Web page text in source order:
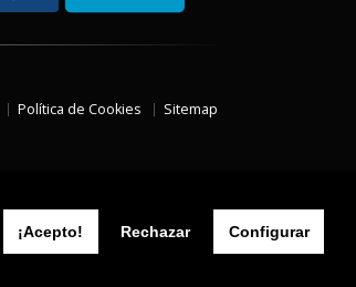
¡Acepto! Rechazar Configurar
Política de Cookies Sitemap